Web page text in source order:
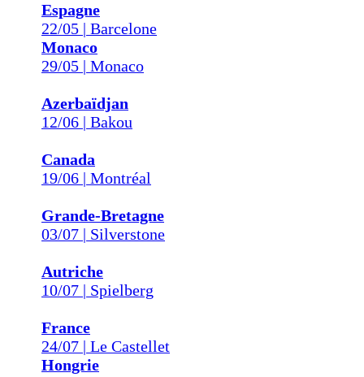
Espagne
22/05 | Barcelone
Monaco
29/05 | Monaco
Azerbaïdjan
12/06 | Bakou
Canada
19/06 | Montréal
Grande-Bretagne
03/07 | Silverstone
Autriche
10/07 | Spielberg
France
24/07 | Le Castellet
Hongrie